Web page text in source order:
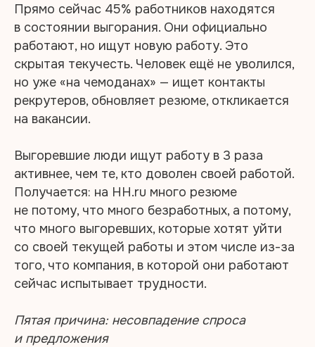
Прямо сейчас 45% работников находятся
в состоянии выгорания. Они официально
работают, но ищут новую работу. Это
скрытая текучесть. Человек ещё не уволился,
но уже «на чемоданах» — ищет контакты
рекрутеров, обновляет резюме, откликается
на вакансии.
Выгоревшие люди ищут работу в 3 раза
активнее, чем те, кто доволен своей работой.
Получается: на HH.ru много резюме
не потому, что много безработных, а потому,
что много выгоревших, которые хотят уйти
со своей текущей работы и этом числе из-за
того, что компания, в которой они работают
сейчас испытывает трудности.
Пятая причина: несовпадение спроса
и предложения